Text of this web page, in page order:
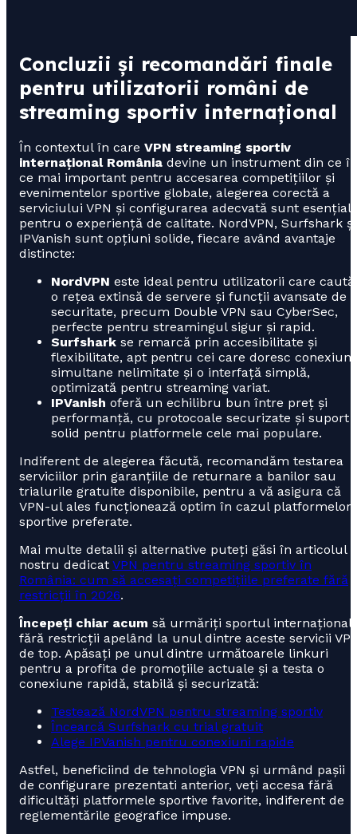
Concluzii și recomandări finale
pentru utilizatorii români de
streaming sportiv internațional
În contextul în care VPN streaming sportiv
internațional România devine un instrument din ce în
ce mai important pentru accesarea competițiilor și
evenimentelor sportive globale, alegerea corectă a
serviciului VPN și configurarea adecvată sunt
pentru o experiență de calitate. NordVPN, Surfshark și
IPVanish sunt opțiuni solide, fiecare având avantaje
distincte:
NordVPN este ideal pentru utilizatorii care caută
o rețea extinsă de servere și funcții avansate de
securitate, precum Double VPN sau CyberSec,
perfecte pentru streamingul sigur și rapid.
Surfshark se remarcă prin accesibilitate și
flexibilitate, apt pentru cei care doresc conexiuni
simultane nelimitate și o interfață simplă,
optimizată pentru streaming variat.
IPVanish oferă un echilibru bun între preț și
performanță, cu protocoale securizate și suport
solid pentru platformele cele mai populare.
Indiferent de alegerea făcută, recomandăm testarea
serviciilor prin garanțiile de returnare a banilor sau
trialurile gratuite disponibile, pentru a vă asigura că
VPN-ul ales funcționează optim în cazul platformelor
sportive preferate.
Mai multe detalii și alternative puteți găsi în articolul
nostru dedicat VPN pentru streaming sportiv în
România: cum să accesați competițiile preferate fără
restricții în 2026.
Începeți chiar acum să urmăriți sportul internațional
fără restricții apelând la unul dintre aceste servicii
de top. Apăsați pe unul dintre următoarele linkuri
pentru a profita de promoțiile actuale și a testa o
conexiune rapidă, stabilă și securizată:
Testează NordVPN pentru streaming sportiv
Încearcă Surfshark cu trial gratuit
Alege IPVanish pentru conexiuni rapide
Astfel, beneficiind de tehnologia VPN și urmând pașii
de configurare prezentati anterior, veți accesa fără
dificultăți platformele sportive favorite, indiferent de
reglementările geografice impuse.